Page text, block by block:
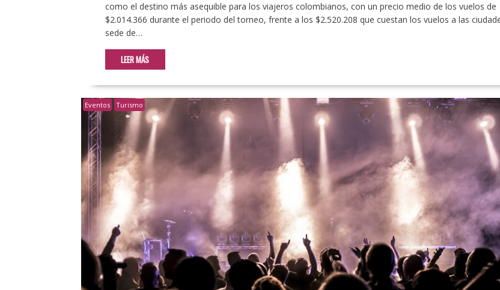
como el destino más asequible para los viajeros colombianos, con un precio medio de los vuelos de
$2.014.366 durante el periodo del torneo, frente a los $2.520.208 que cuestan los vuelos a las
sede de…
LEER MÁS
Eventos Turismo